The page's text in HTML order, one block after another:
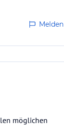
Melden
möglichen